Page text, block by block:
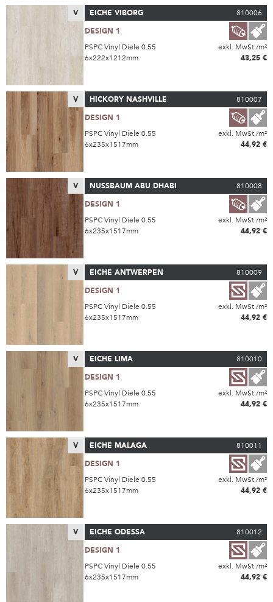
V EICHE VIBORG
810006
DESIGN 1
PSPC Vinyl Diele 0.55
exkl. MwSt./m²
6x222x1212mm
43,25 €
V HICKORY NASHVILLE
810007
DESIGN 1
PSPC Vinyl Diele 0.55
exkl. MwSt./m²
6x235x1517mm
44,92 €
V NUSSBAUM ABU DHABI
810008
DESIGN 1
PSPC Vinyl Diele 0.55
exkl. MwSt./m²
6x235x1517mm
44,92 €
V EICHE ANTWERPEN
810009
DESIGN 1
PSPC Vinyl Diele 0.55
exkl. MwSt./m²
6x235x1517mm
44,92 €
V EICHE LIMA
810010
DESIGN 1
PSPC Vinyl Diele 0.55
exkl. MwSt./m²
6x235x1517mm
44,92 €
V EICHE MALAGA
810011
DESIGN 1
PSPC Vinyl Diele 0.55
exkl. MwSt./m²
6x235x1517mm
44,92 €
V EICHE ODESSA
810012
DESIGN 1
PSPC Vinyl Diele 0.55
exkl. MwSt./m²
6x235x1517mm
44,92 €